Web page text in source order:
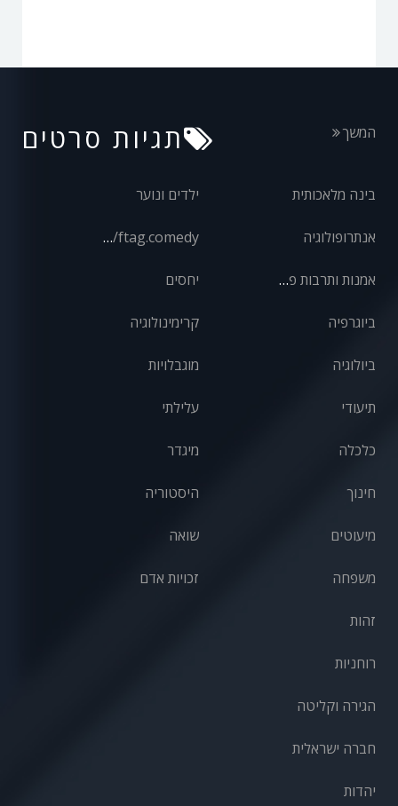
תגיות סרטים המשך
בינה מלאכותית
אנתרופולוגיה
אמנות ותרבות פופולרית
ביוגרפיה
ביולוגיה
ילדים ונוער
front/ftag.comedy
יחסים
קרימינולוגיה
מוגבלויות
תיעודי
כלכלה
חינוך
מיעוטים
משפחה
עלילתי
מיגדר
היסטוריה
שואה
זכויות אדם
זהות
רוחניות
הגירה וקליטה
חברה ישראלית
יהדות